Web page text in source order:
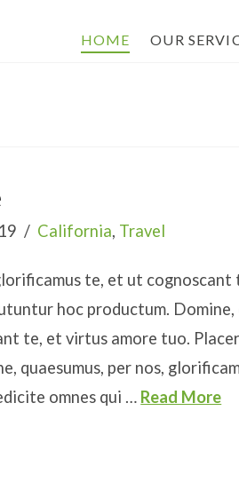
HOME OUR
California, Travel
te, et ut
hoc productum. Domine,
te, et virtus amore tuo.
quaesumus, per nos,
omnes qui … Read More